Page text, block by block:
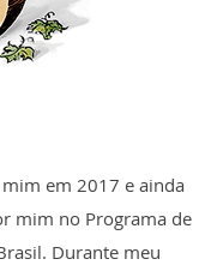
em 2017 e ainda
mim no Programa de
Durante meu